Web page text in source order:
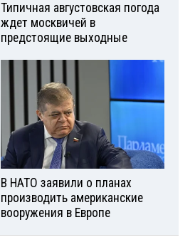
Типичная августовская погода
ждет москвичей в
предстоящие выходные
В НАТО заявили о планах
производить американские
вооружения в Европе